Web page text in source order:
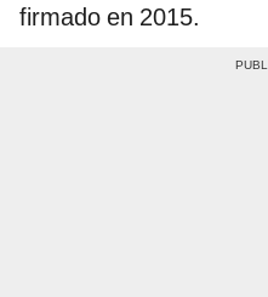
firmado en 2015.